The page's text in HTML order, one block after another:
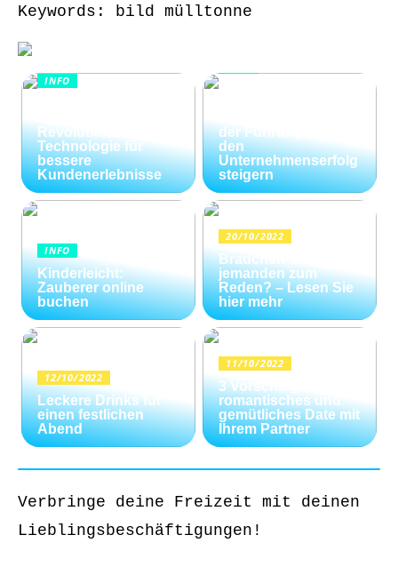
Keywords: bild mülltonne
INFO
Revolutionäre
Technologie für
bessere
Kundenerlebnisse
der Führungskräfte
den
Unternehmenserfolg
steigern
INFO
Kinderleicht:
Zauberer online
buchen
20/10/2022
Brauchen Sie
jemanden zum
Reden? – Lesen Sie
hier mehr
12/10/2022
Leckere Drinks für
einen festlichen
Abend
11/10/2022
3 Vorschläge für ein
romantisches und
gemütliches Date mit
Ihrem Partner
Verbringe deine Freizeit mit deinen
Lieblingsbeschäftigungen!